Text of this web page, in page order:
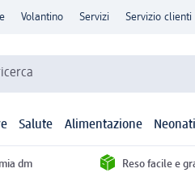
Volantino Servizi Servizio clienti
Salute Alimentazione
dm Reso facile e